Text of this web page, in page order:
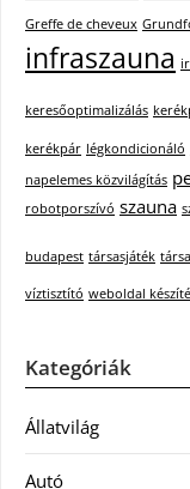
Greffe de cheveux
infraszauna
keresőoptimalizálás
kerékpár légkondicionáló
napelemes közvilágítás
robotporszívó szauna
budapest társasjáték
víztisztító weboldal
Kategóriák
Állatvilág
Autó